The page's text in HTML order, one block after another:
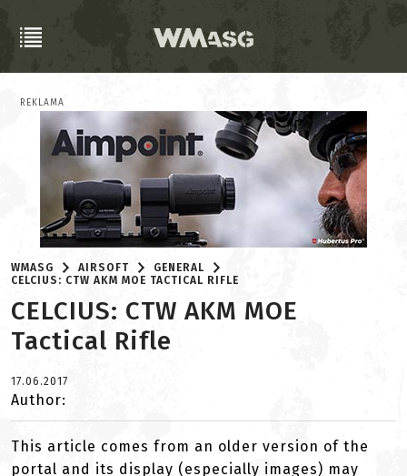
REKLAMA
WMASG AIRSOFT
GENERAL
CELCIUS: CTW AKM MOE TACTICAL RIFLE
CELCIUS: CTW AKM MOE
Tactical Rifle
17.06.2017
Author:
This article comes from an older version of the
portal and its display (especially images) may